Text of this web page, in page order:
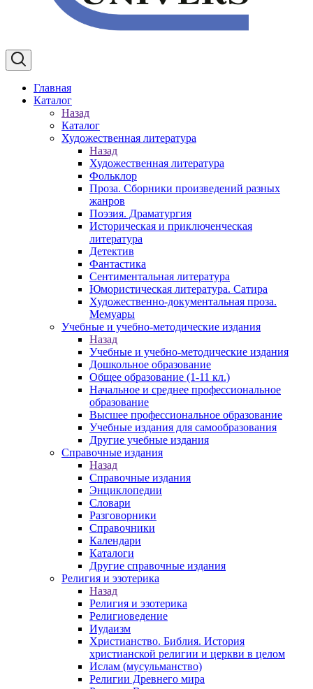
Главная
Каталог
Назад
Каталог
Художественная литература
Назад
Художественная литература
Фольклор
Проза. Сборники произведений разных
жанров
Поэзия. Драматургия
Историческая и приключенческая
литература
Детектив
Фантастика
Сентиментальная литература
Юмористическая литература. Сатира
Художественно-документальная проза.
Мемуары
Учебные и учебно-методические издания
Назад
Учебные и учебно-методические издания
Дошкольное образование
Общее образование (1-11 кл.)
Начальное и среднее профессиональное
образование
Высшее профессиональное образование
Учебные издания для самообразования
Другие учебные издания
Справочные издания
Назад
Справочные издания
Энциклопедии
Словари
Разговорники
Справочники
Календари
Каталоги
Другие справочные издания
Религия и эзотерика
Назад
Религия и эзотерика
Религиоведение
Иудаизм
Христианство. Библия. История
христианской религии и церкви в целом
Ислам (мусульманство)
Религии Древнего мира